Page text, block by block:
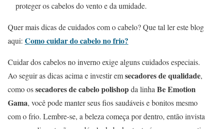
proteger os cabelos do vento e da umidade.
Quer mais dicas de cuidados com o cabelo? Que tal ler este blog
aqui: Como cuidar do cabelo no frio?
Cuidar dos cabelos no inverno exige alguns cuidados especiais.
Ao seguir as dicas acima e investir emsecadores de qualidade,
como ossecadores de cabelo polishopda linhaBe Emotion
Gama, você pode manter seus fios saudáveis e bonitos mesmo
com o frio. Lembre-se, a beleza começa por dentro, então invista